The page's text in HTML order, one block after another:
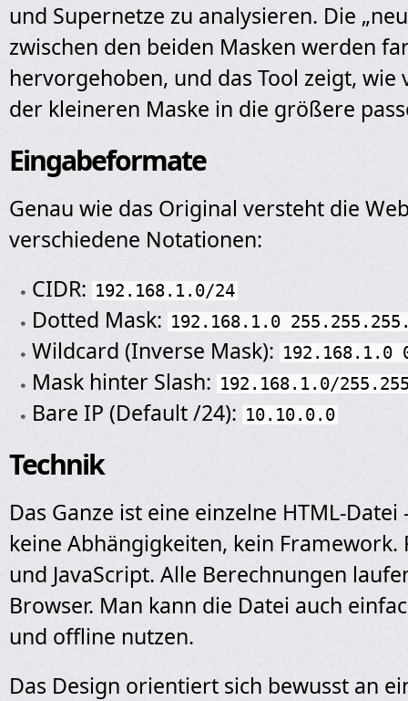
und Supernetze zu analysieren. Die
zwischen den beiden Masken werden
hervorgehoben, und das Tool zeigt, wie
der kleineren Maske in die größere
Eingabeformate
Genau wie das Original versteht die
verschiedene Notationen:
CIDR: 192.168.1.0/24
Dotted Mask: 192.168.1.0
Wildcard (Inverse Mask): 192.168.1.0
Mask hinter Slash: 192.168.1.0/
Bare IP (Default /24): 10.10.0.0
Technik
Das Ganze ist eine einzelne HTML-
keine Abhängigkeiten, kein Framework.
und JavaScript. Alle Berechnungen
Browser. Man kann die Datei auch
und offline nutzen.
Das Design orientiert sich bewusst an